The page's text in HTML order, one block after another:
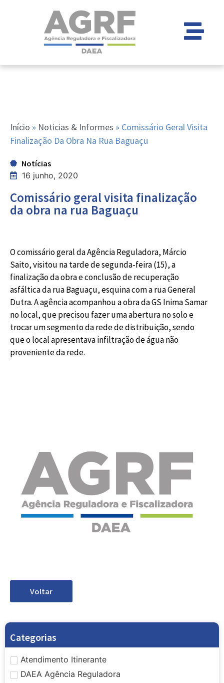
Início » Noticias & Informes » Comissário Geral Visita
Finalização Da Obra Na Rua Baguaçu
Notícias
16 junho, 2020
Comissário geral visita finalização
da obra na rua Baguaçu
O comissário geral da Agência Reguladora, Márcio
Saito, visitou na tarde de segunda-feira (15), a
finalização da obra e conclusão de recuperação
asfáltica da rua Baguaçu, esquina com a rua General
Dutra. A agência acompanhou a obra da GS Inima Samar
no local, que precisou fazer uma abertura no solo e
trocar um segmento da rede de distribuição, sendo
que o local apresentava infiltração de água não
proveniente da rede.
Voltar
Categorias
Atendimento Itinerante
DAEA Agência Reguladora